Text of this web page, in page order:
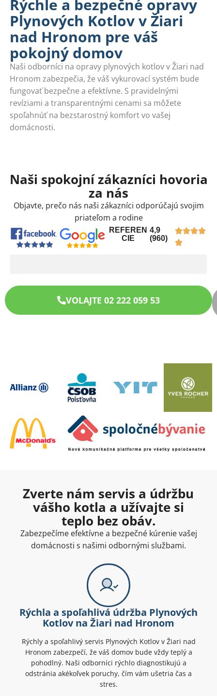
Rýchle a bezpečné opravy
Plynových Kotlov v Žiari
nad Hronom pre váš
pokojný domov
Naši odborníci na opravy plynových kotlov v Žiari nad
Hronom zabezpečia, že váš vykurovací systém bude
fungovať bezpečne a efektívne. S pravidelnými
revíziami a transparentnými cenami sa môžete
spoľahnúť na bezstarostný komfort vo vašej
domácnosti.
Naši spokojní zákazníci hovoria
za nás
Objavte, prečo nás naši zákazníci odporúčajú svojim
priateľom a rodine
REFEREN
CIE
4,9
(960)
VOLAJTE 02 222 059 53
Zverte nám servis a údržbu
vášho kotla a užívajte si
teplo bez obáv.
Zabezpečíme efektívne a bezpečné kúrenie vašej
domácnosti s našimi odbornými službami.
Rýchla a spoľahlivá údržba Plynových
Kotlov na Žiari nad Hronom
Rýchly a spoľahlivý servis Plynových Kotlov v Žiari nad
Hronom zabezpečí, že váš domov bude vždy teplý a
pohodlný. Naši odborníci rýchlo diagnostikujú a
odstránia akékoľvek poruchy, čím vám ušetria čas a
stres.